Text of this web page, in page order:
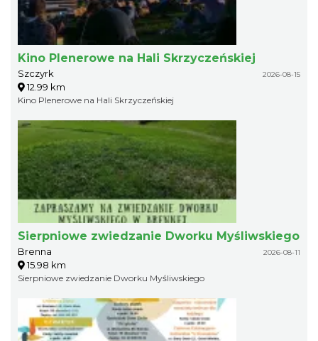
Kino Plenerowe na Hali Skrzyczeńskiej
Szczyrk 2026-08-15
12.99 km
Kino Plenerowe na Hali Skrzyczeńskiej
Sierpniowe zwiedzanie Dworku Myśliwskiego
Brenna 2026-08-11
15.98 km
Sierpniowe zwiedzanie Dworku Myśliwskiego